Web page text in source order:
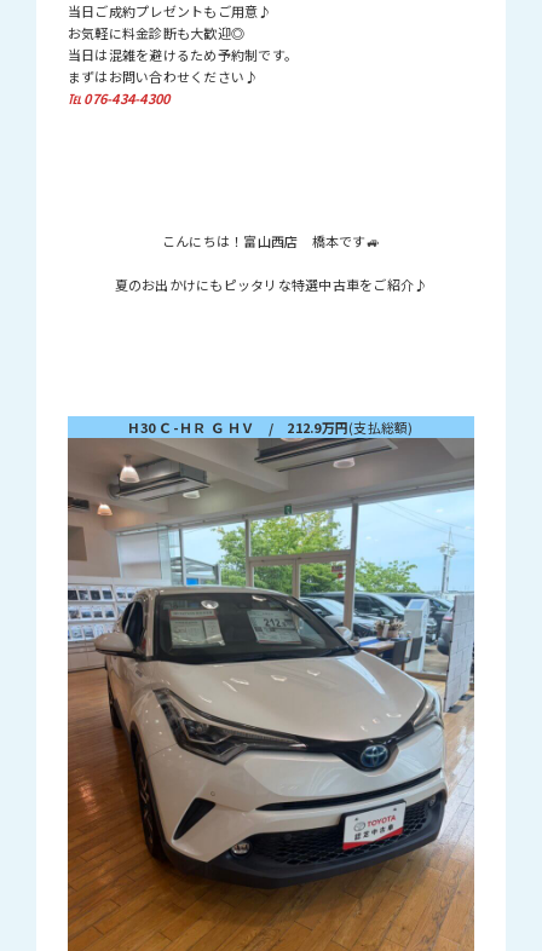
当日ご成約プレゼントもご用意♪
お気軽に料金診断も大歓迎◎
当日は混雑を避けるため予約制です。
まずはお問い合わせください♪
℡ 076-434-4300
こんにちは！富山西店 橋本です🚙
夏のお出かけにもピッタリな特選中古車をご紹介♪
H30 Ｃ-ＨＲ Ｇ ＨＶ / 212.9万円(支払総額)